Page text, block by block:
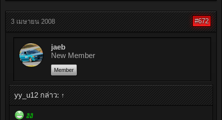
3 เมษายน 2008 #672
jaeb
New Member
Member
yy_u12 กล่าว: ↑
อิอิ